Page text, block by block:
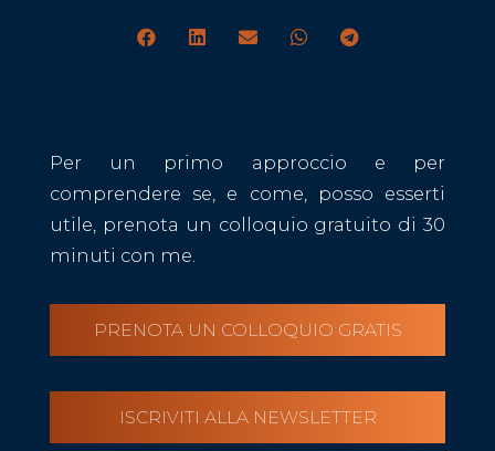
Per un primo approccio e per
comprendere se, e come, posso esserti
utile, prenota un colloquio gratuito di 30
minuti con me.
PRENOTA UN COLLOQUIO GRATIS
ISCRIVITI ALLA NEWSLETTER